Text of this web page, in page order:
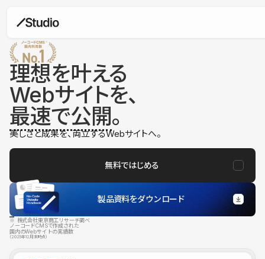
理想を叶える
Webサイトを、
最速で公開。
美しさと成果を、両立するWebサイトへ。
無料ではじめる
製品資料をダウンロード
※ 株式会社東京商工リサーチ調べ
ノーコードCMSで作成された
国内のWebサイトの実績数
（2025年12月末時点）